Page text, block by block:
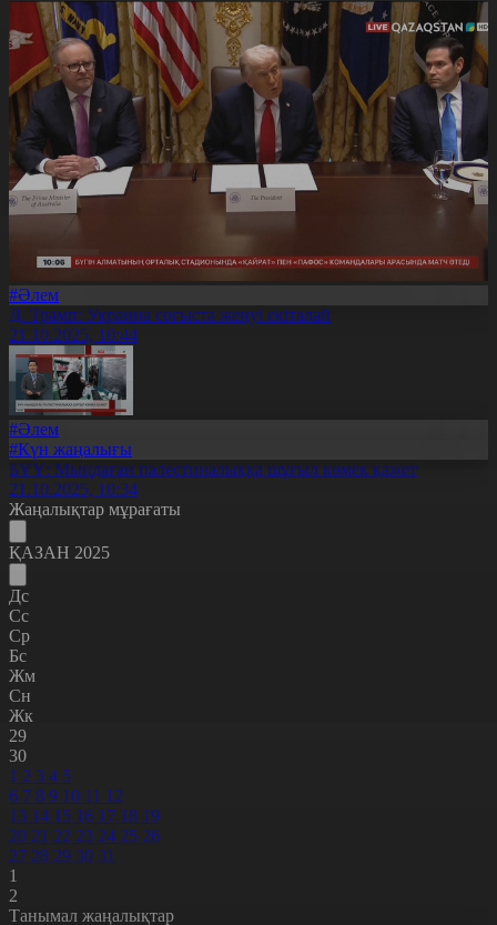
#Әлем
Д. Трамп: Украина соғыста жеңуі екіталай
21.10.2025, 10:44
#Әлем
#Күн жаңалығы
БҰҰ: Мыңдаған палестиналыққа шұғыл көмек қажет
21.10.2025, 10:34
Жаңалықтар мұрағаты
ҚАЗАН 2025
Дс
Сс
Ср
Бс
Жм
Сн
Жк
29
30
1 2 3 4 5
6 7 8 9 10 11 12
13 14 15 16 17 18 19
20 21 22 23 24 25 26
27 28 29 30 31
1
2
Танымал жаңалықтар